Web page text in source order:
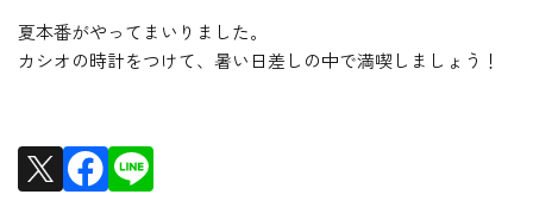
夏本番がやってまいりました。
カシオの時計をつけて、暑い日差しの中で満喫しましょう！